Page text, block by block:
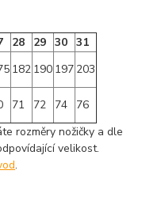
28 29 30 31
182 190 197 203
71 72 74
76
rozměry nožičky a dle
velikost.
.